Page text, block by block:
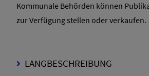
Kommunale Behörden können
zur Verfügung stellen oder verkaufen.
LANGBESCHREIBUNG